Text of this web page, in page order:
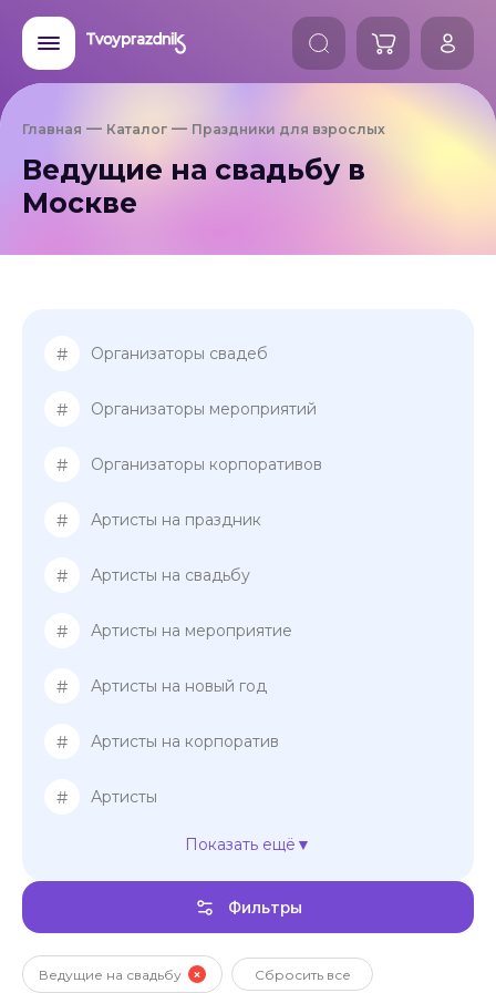
Главная Каталог Праздники для взрослых
Ведущие на свадьбу в
Москве
# Организаторы свадеб
# Организаторы мероприятий
# Организаторы корпоративов
# Артисты на праздник
# Артисты на свадьбу
# Артисты на мероприятие
# Артисты на новый год
# Артисты на корпоратив
# Артисты
Ведущие на свадьбу
Ведущие женщины
# Ведущие мужчины
Показать ещё
Фильтры
Ведущие на свадьбу Сбросить все